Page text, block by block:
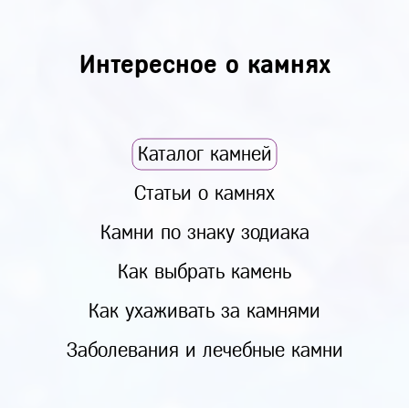
Интересное о камнях
Каталог камней
Статьи о камнях
Камни по знаку зодиака
Как выбрать камень
Как ухаживать за камнями
Заболевания и лечебные камни